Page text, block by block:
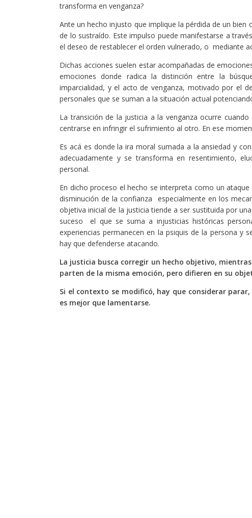
transforma en venganza?
Ante un hecho injusto que implique la pérdida de un
de lo sustraído. Este impulso puede manifestarse a
el deseo de restablecer el orden vulnerado, o mediante
Dichas acciones suelen estar acompañadas de
emociones donde radica la distinción entre la
imparcialidad, y el acto de venganza, motivado por el
personales que se suman a la situación actual
La transición de la justicia a la venganza ocurre
centrarse en infringir el sufrimiento al otro. En ese
Es acá es donde la ira moral sumada a la ansiedad y
adecuadamente y se transforma en resentimiento,
personal.
En dicho proceso el hecho se interpreta como un
disminución de la confianza especialmente en los
objetiva inicial de la justicia tiende a ser sustituida por
suceso el que se suma a injusticias históricas
experiencias permanecen en la psiquis de la persona y
hay que defenderse atacando.
La justicia busca corregir un hecho objetivo,
parten de la misma emoción, pero difieren en su
Si el contexto se modificó, hay que considerar
es mejor que lamentarse.